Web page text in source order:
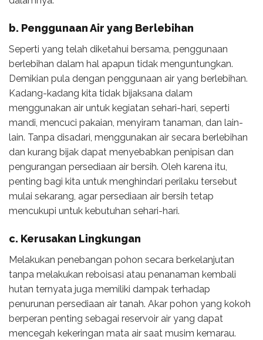
b. Penggunaan Air yang Berlebihan
Seperti yang telah diketahui bersama, penggunaan
berlebihan dalam hal apapun tidak menguntungkan.
Demikian pula dengan penggunaan air yang berlebihan.
Kadang-kadang kita tidak bijaksana dalam
menggunakan air untuk kegiatan sehari-hari, seperti
mandi, mencuci pakaian, menyiram tanaman, dan lain-
lain. Tanpa disadari, menggunakan air secara berlebihan
dan kurang bijak dapat menyebabkan penipisan dan
pengurangan persediaan air bersih. Oleh karena itu,
penting bagi kita untuk menghindari perilaku tersebut
mulai sekarang, agar persediaan air bersih tetap
mencukupi untuk kebutuhan sehari-hari.
c. Kerusakan Lingkungan
Melakukan penebangan pohon secara berkelanjutan
tanpa melakukan reboisasi atau penanaman kembali
hutan ternyata juga memiliki dampak terhadap
penurunan persediaan air tanah. Akar pohon yang kokoh
berperan penting sebagai reservoir air yang dapat
mencegah kekeringan mata air saat musim kemarau.